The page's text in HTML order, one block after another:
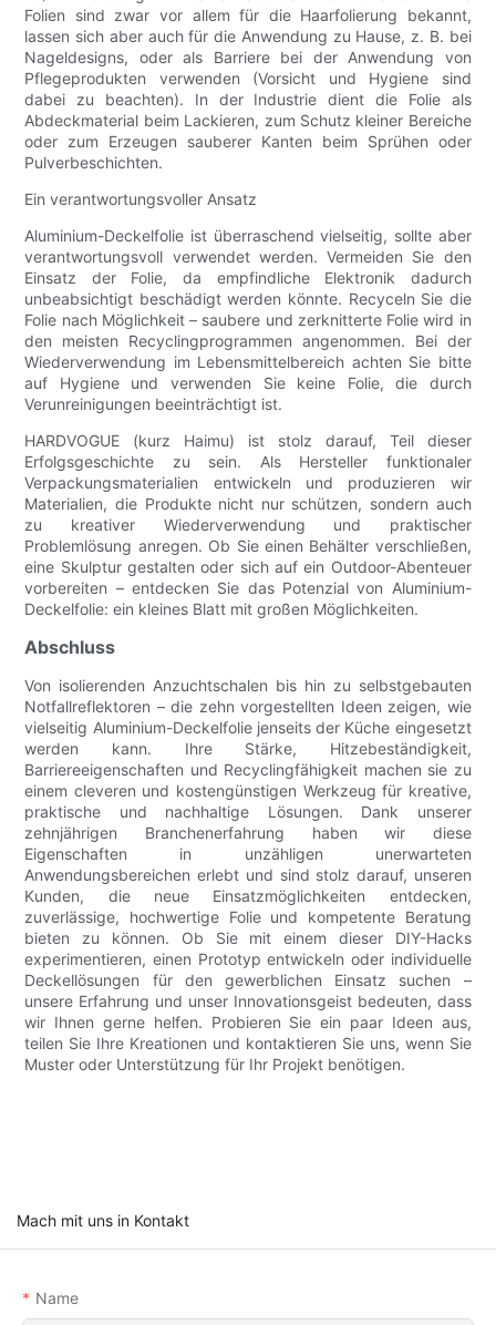
Folien sind zwar vor allem für die Haarfolierung bekannt,
lassen sich aber auch für die Anwendung zu Hause, z. B. bei
Nageldesigns, oder als Barriere bei der Anwendung von
Pflegeprodukten verwenden (Vorsicht und Hygiene sind
dabei zu beachten). In der Industrie dient die Folie als
Abdeckmaterial beim Lackieren, zum Schutz kleiner Bereiche
oder zum Erzeugen sauberer Kanten beim Sprühen oder
Pulverbeschichten.
Ein verantwortungsvoller Ansatz
Aluminium-Deckelfolie ist überraschend vielseitig, sollte aber
verantwortungsvoll verwendet werden. Vermeiden Sie den
Einsatz der Folie, da empfindliche Elektronik dadurch
unbeabsichtigt beschädigt werden könnte. Recyceln Sie die
Folie nach Möglichkeit – saubere und zerknitterte Folie wird in
den meisten Recyclingprogrammen angenommen. Bei der
Wiederverwendung im Lebensmittelbereich achten Sie bitte
auf Hygiene und verwenden Sie keine Folie, die durch
Verunreinigungen beeinträchtigt ist.
HARDVOGUE (kurz Haimu) ist stolz darauf, Teil dieser
Erfolgsgeschichte zu sein. Als Hersteller funktionaler
Verpackungsmaterialien entwickeln und produzieren wir
Materialien, die Produkte nicht nur schützen, sondern auch
zu kreativer Wiederverwendung und praktischer
Problemlösung anregen. Ob Sie einen Behälter verschließen,
eine Skulptur gestalten oder sich auf ein Outdoor-Abenteuer
vorbereiten – entdecken Sie das Potenzial von Aluminium-
Deckelfolie: ein kleines Blatt mit großen Möglichkeiten.
Abschluss
Von isolierenden Anzuchtschalen bis hin zu selbstgebauten
Notfallreflektoren – die zehn vorgestellten Ideen zeigen, wie
vielseitig Aluminium-Deckelfolie jenseits der Küche eingesetzt
werden kann. Ihre Stärke, Hitzebeständigkeit,
Barriereeigenschaften und Recyclingfähigkeit machen sie zu
einem cleveren und kostengünstigen Werkzeug für kreative,
praktische und nachhaltige Lösungen. Dank unserer
zehnjährigen Branchenerfahrung haben wir diese
Eigenschaften in unzähligen unerwarteten
Anwendungsbereichen erlebt und sind stolz darauf, unseren
Kunden, die neue Einsatzmöglichkeiten entdecken,
zuverlässige, hochwertige Folie und kompetente Beratung
bieten zu können. Ob Sie mit einem dieser DIY-Hacks
experimentieren, einen Prototyp entwickeln oder individuelle
Deckellösungen für den gewerblichen Einsatz suchen –
unsere Erfahrung und unser Innovationsgeist bedeuten, dass
wir Ihnen gerne helfen. Probieren Sie ein paar Ideen aus,
teilen Sie Ihre Kreationen und kontaktieren Sie uns, wenn Sie
Muster oder Unterstützung für Ihr Projekt benötigen.
Mach mit uns in Kontakt
Name